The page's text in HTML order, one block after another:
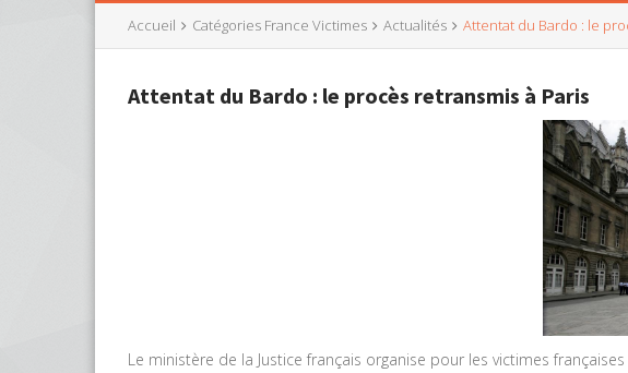
Accueil Catégories France Victimes Actualités Attentat du Bardo : le
Attentat du Bardo : le procès retransmis à Paris
Le ministère de la Justice français organise pour les victimes